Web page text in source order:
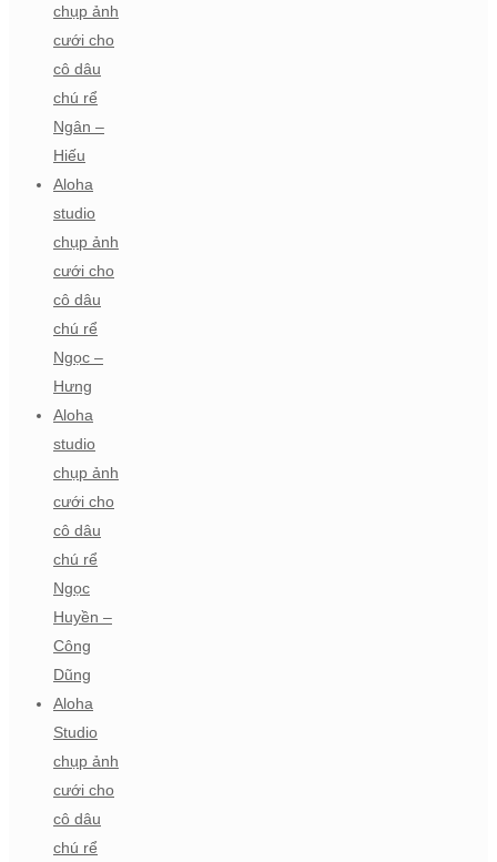
chụp ảnh
cưới cho
cô dâu
chú rể
Ngân –
Hiếu
Aloha
studio
chụp ảnh
cưới cho
cô dâu
chú rể
Ngọc –
Hưng
Aloha
studio
chụp ảnh
cưới cho
cô dâu
chú rể
Ngọc
Huyền –
Công
Dũng
Aloha
Studio
chụp ảnh
cưới cho
cô dâu
chú rể